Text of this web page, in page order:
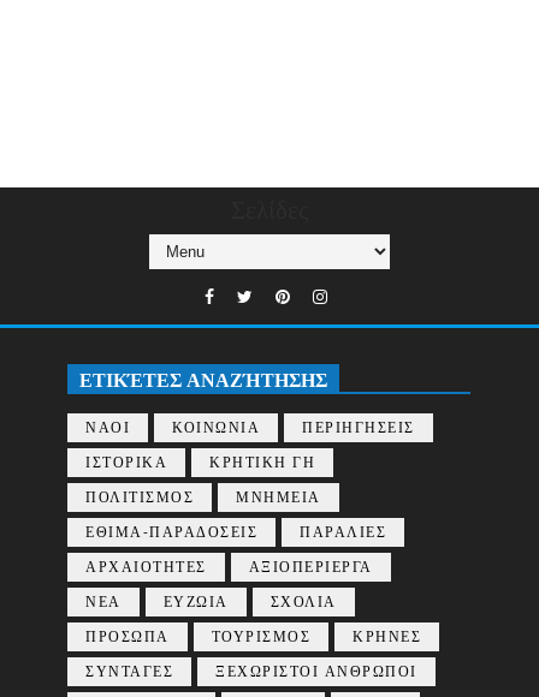
ΕΤΙΚΈΤΕΣ ΑΝΑΖΉΤΗΣΗΣ
ΝΑΟΙ ΚΟΙΝΩΝΙΑ
ΠΕΡΙΗΓΗΣΕΙΣ
ΙΣΤΟΡΙΚΑ
ΚΡΗΤΙΚΗ ΓΗ
ΠΟΛΙΤΙΣΜΟΣ
ΜΝΗΜΕΙΑ
ΕΘΙΜΑ-ΠΑΡΑΔΟΣΕΙΣ
ΠΑΡΑΛΙΕΣ
ΑΡΧΑΙΟΤΗΤΕΣ
ΑΞΙΟΠΕΡΙΕΡΓΑ
ΝΕΑ
ΕΥΖΩΙΑ
ΣΧΟΛΙΑ
ΠΡΟΣΩΠΑ
ΤΟΥΡΙΣΜΟΣ
ΚΡΗΝΕΣ
ΣΥΝΤΑΓΕΣ
ΞΕΧΩΡΙΣΤΟΙ ΑΝΘΡΩΠΟΙ